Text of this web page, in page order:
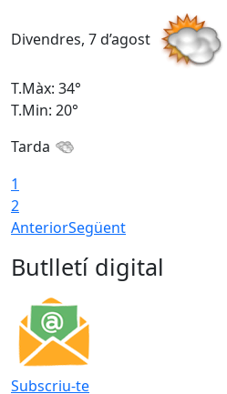
Divendres, 7 d’agost
T.Màx: 34°
T.Min: 20°
Tarda
1
2
AnteriorSegüent
Butlletí digital
Subscriu-te